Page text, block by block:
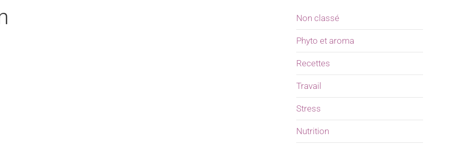
Non classé
Phyto et aroma
Recettes
Travail
Stress
Nutrition